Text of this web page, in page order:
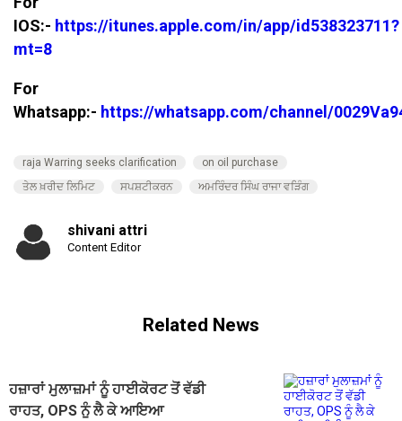
IOS:- https://itunes.apple.com/in/app/id538323711?
mt=8
For
Whatsapp:- https://whatsapp.com/channel/
raja Warring seeks clarification
on oil purchase
ਤੇਲ ਖ਼ਰੀਦ ਲਿਮਿਟ
ਸਪਸ਼ਟੀਕਰਨ ਅਮਰਿੰਦਰ ਸਿੰਘ ਰਾਜਾ ਵੜਿੰਗ
shivani attri
Content Editor
Related News
ਹਜ਼ਾਰਾਂ ਮੁਲਾਜ਼ਮਾਂ ਨੂੰ ਹਾਈਕੋਰਟ ਤੋਂ ਵੱਡੀ
ਰਾਹਤ, OPS ਨੂੰ ਲੈ ਕੇ ਆਇਆ